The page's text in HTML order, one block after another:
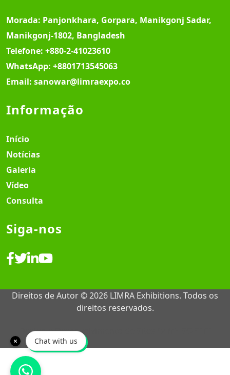
Morada: Panjonkhara, Gorpara, Manikgonj Sadar,
Manikgonj-1802, Bangladesh
Telefone: +880-2-41023610
WhatsApp: +8801713545063
Email: sanowar@limraexpo.co
Informação
Início
Notícias
Galeria
Vídeo
Consulta
Siga-nos
Direitos de Autor © 2026 LIMRA Exhibitions. Todos os
direitos reservados.
Design e Desenvolvimento de Sites ♡
Chat with us